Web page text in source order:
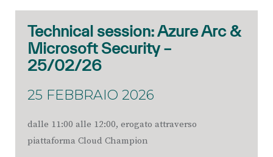
Technical session: Azure Arc &
Microsoft Security –
25/02/26
25 FEBBRAIO 2026
dalle 11:00 alle 12:00, erogato attraverso
piattaforma Cloud Champion